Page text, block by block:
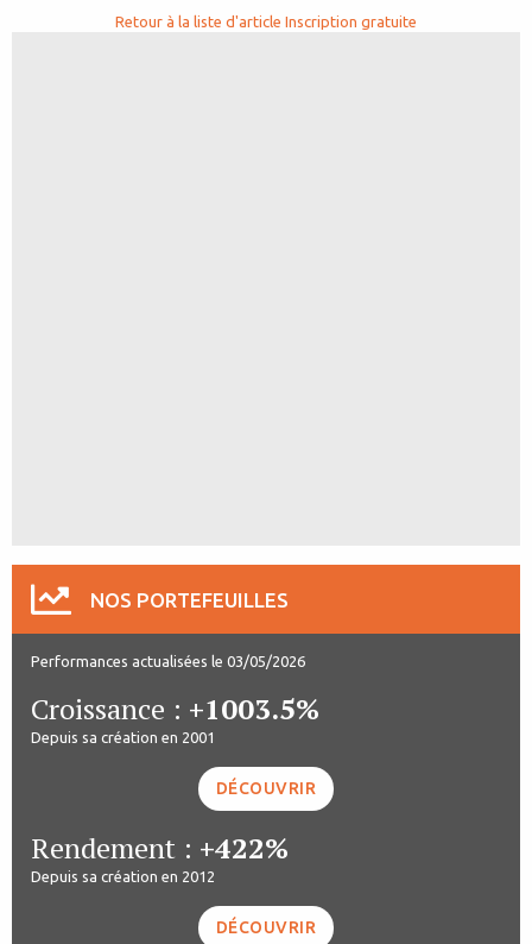
Retour à la liste d'article Inscription gratuite
NOS PORTEFEUILLES
Performances actualisées le 03/05/2026
Croissance : +1003.5%
Depuis sa création en 2001
DÉCOUVRIR
Rendement : +422%
Depuis sa création en 2012
DÉCOUVRIR